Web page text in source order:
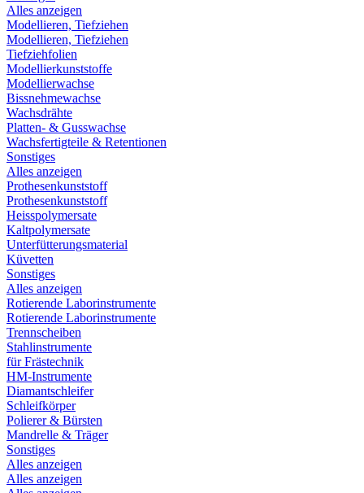
Alles anzeigen
Modellieren, Tiefziehen
Modellieren, Tiefziehen
Tiefziehfolien
Modellierkunststoffe
Modellierwachse
Bissnehmewachse
Wachsdrähte
Platten- & Gusswachse
Wachsfertigteile & Retentionen
Sonstiges
Alles anzeigen
Prothesenkunststoff
Prothesenkunststoff
Heisspolymersate
Kaltpolymersate
Unterfütterungsmaterial
Küvetten
Sonstiges
Alles anzeigen
Rotierende Laborinstrumente
Rotierende Laborinstrumente
Trennscheiben
Stahlinstrumente
für Frästechnik
HM-Instrumente
Diamantschleifer
Schleifkörper
Polierer & Bürsten
Mandrelle & Träger
Sonstiges
Alles anzeigen
Alles anzeigen